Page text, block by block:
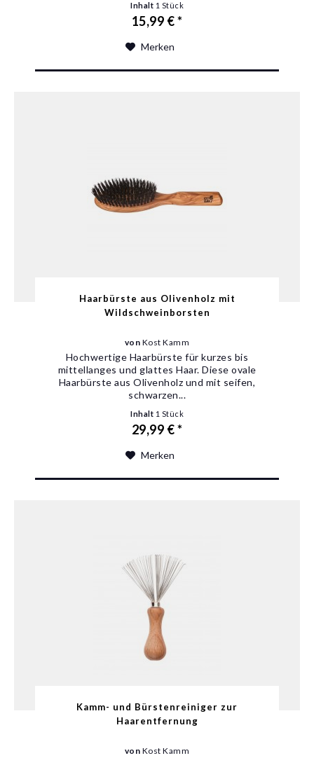
Inhalt 1 Stück
15,99 € *
Merken
Haarbürste aus Olivenholz mit
Wildschweinborsten
von Kost Kamm
Hochwertige Haarbürste für kurzes bis
mittellanges und glattes Haar. Diese ovale
Haarbürste aus Olivenholz und mit seifen,
schwarzen...
Inhalt 1 Stück
29,99 € *
Merken
Kamm- und Bürstenreiniger zur
Haarentfernung
von Kost Kamm